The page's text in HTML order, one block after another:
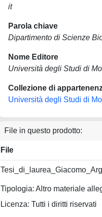
it
Parola chiave
Dipartimento di Scienze
Nome Editore
Università degli Studi di
Collezione di
Università degli Studi di
File in questo prodotto:
File
Tipologia: Altro materiale
Licenza: Tutti i diritti riservati